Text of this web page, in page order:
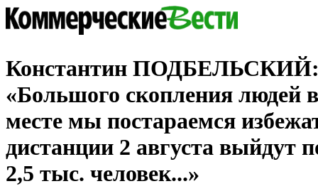
Константин
«Большого скопления людей
месте мы постараемся
дистанции 2 августа выйдут
2,5 тыс. человек...»